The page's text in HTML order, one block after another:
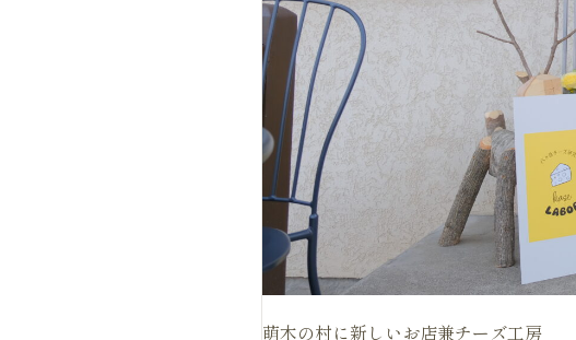
萌木の村に新しいお店兼チーズ工房